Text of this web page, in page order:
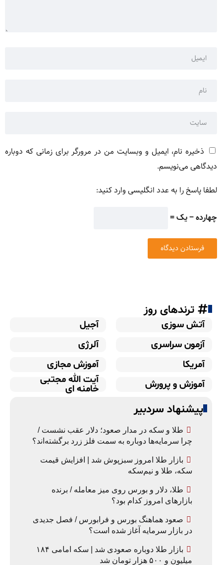
ذخیره نام، ایمیل و وبسایت من در مرورگر برای زمانی که دوباره
دیدگاهی می‌نویسم.
لطفا پاسخ را به عدد انگلیسی وارد کنید:
چهارده − یک =
ترندهای روز
آتش سوزی
آجیل
آزمون سراسری
آلرژی
آمریکا
آموزش مجازی
آموزش و پرورش
آیت الله مجتبی
خامنه ای
پیشنهاد سردبیر
طلا و سکه در مدار صعود؛ دلار عقب نشست /
چرا سرمایه‌ها دوباره به سمت فلز زرد برگشته‌اند؟
بازار طلا امروز سبزپوش شد | افزایش قیمت
سکه، طلا و نیم‌سکه
طلا، دلار و بورس روی میز معامله / برنده
بازارهای امروز کدام بود؟
صعود هماهنگ بورس و فرابورس / فصل جدیدی
در بازار سرمایه آغاز شده است؟
بازار طلا دوباره صعودی شد | سکه امامی ۱۸۴
میلیون و ۵۰۰ هزار تومان شد